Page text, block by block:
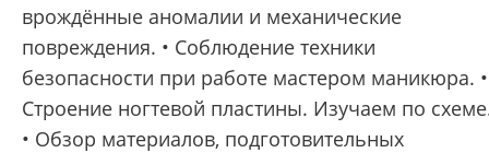
врождённые аномалии и механические
повреждения. • Соблюдение техники
безопасности при работе мастером маникюра. •
Строение ногтевой пластины. Изучаем по
• Обзор материалов, подготовительных